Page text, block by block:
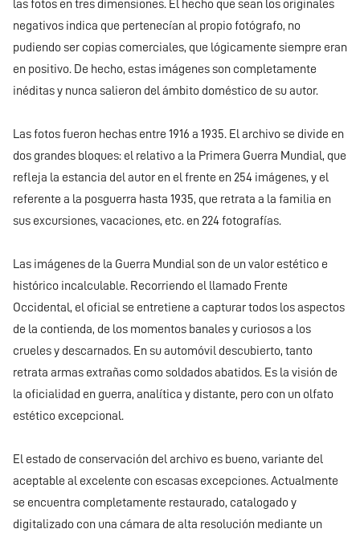
las fotos en tres dimensiones. El hecho que sean los originales
negativos indica que pertenecían al propio fotógrafo, no
pudiendo ser copias comerciales, que lógicamente siempre eran
en positivo. De hecho, estas imágenes son completamente
inéditas y nunca salieron del ámbito doméstico de su autor.
Las fotos fueron hechas entre 1916 a 1935. El archivo se divide en
dos grandes bloques: el relativo a la Primera Guerra Mundial, que
refleja la estancia del autor en el frente en 254 imágenes, y el
referente a la posguerra hasta 1935, que retrata a la familia en
sus excursiones, vacaciones, etc. en 224 fotografías.
Las imágenes de la Guerra Mundial son de un valor estético e
histórico incalculable. Recorriendo el llamado Frente
Occidental, el oficial se entretiene a capturar todos los aspectos
de la contienda, de los momentos banales y curiosos a los
crueles y descarnados. En su automóvil descubierto, tanto
retrata armas extrañas como soldados abatidos. Es la visión de
la oficialidad en guerra, analítica y distante, pero con un olfato
estético excepcional.
El estado de conservación del archivo es bueno, variante del
aceptable al excelente con escasas excepciones. Actualmente
se encuentra completamente restaurado, catalogado y
digitalizado con una cámara de alta resolución mediante un